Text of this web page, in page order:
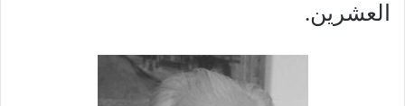
العشرين.